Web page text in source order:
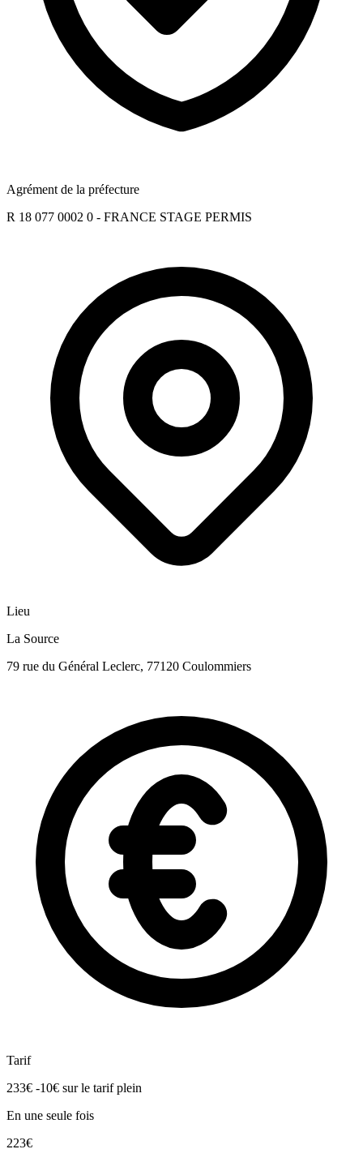
Agrément de la préfecture
R 18 077 0002 0 - FRANCE STAGE PERMIS
Lieu
La Source
79 rue du Général Leclerc, 77120 Coulommiers
Tarif
233€ -10€ sur le tarif plein
En une seule fois
223€